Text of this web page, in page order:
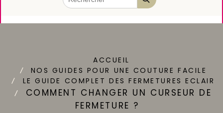
ACCUEIL
NOS GUIDES POUR UNE COUTURE FACILE
LE GUIDE COMPLET DES FERMETURES ECLAIR
COMMENT CHANGER UN CURSEUR DE
FERMETURE ?